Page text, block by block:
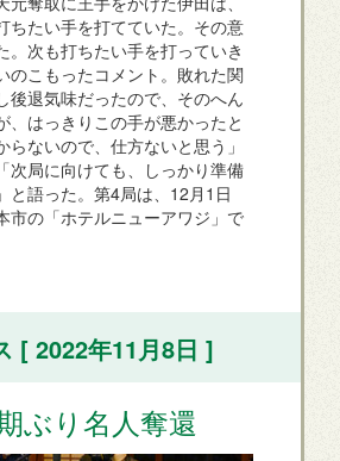
ちたい手を打てていた。その意
。次も打ちたい手を打っていき
のこもったコメント。敗れた関
後退気味だったので、そのへん
、はっきりこの手が悪かったと
らないので、仕方ないと思う」
次局に向けても、しっかり準備
と語った。第4局は、12月1日
市の「ホテルニューアワジ」で
[ 2022年11月8日 ]
ぶり名人奪還